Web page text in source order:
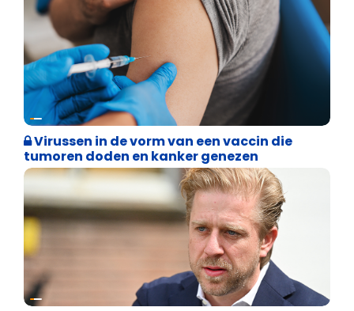
Weekblad 't Pallieterke
Virussen in de vorm van een vaccin die
tumoren doden en kanker genezen
Binnenland politiek